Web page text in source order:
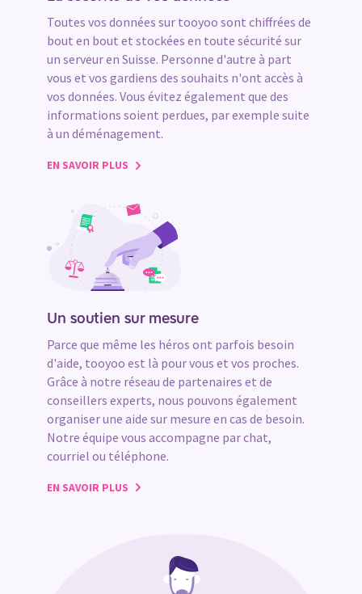
Toutes vos données sur tooyoo sont chiffrées de
bout en bout et stockées en toute sécurité sur
un serveur en Suisse. Personne d'autre à part
vous et vos gardiens des souhaits n'ont accès à
vos données. Vous évitez également que des
informations soient perdues, par exemple suite
à un déménagement.
EN SAVOIR PLUS
Un soutien sur mesure
Parce que même les héros ont parfois besoin
d'aide, tooyoo est là pour vous et vos proches.
Grâce à notre réseau de partenaires et de
conseillers experts, nous pouvons également
organiser une aide sur mesure en cas de besoin.
Notre équipe vous accompagne par chat,
courriel ou téléphone.
EN SAVOIR PLUS